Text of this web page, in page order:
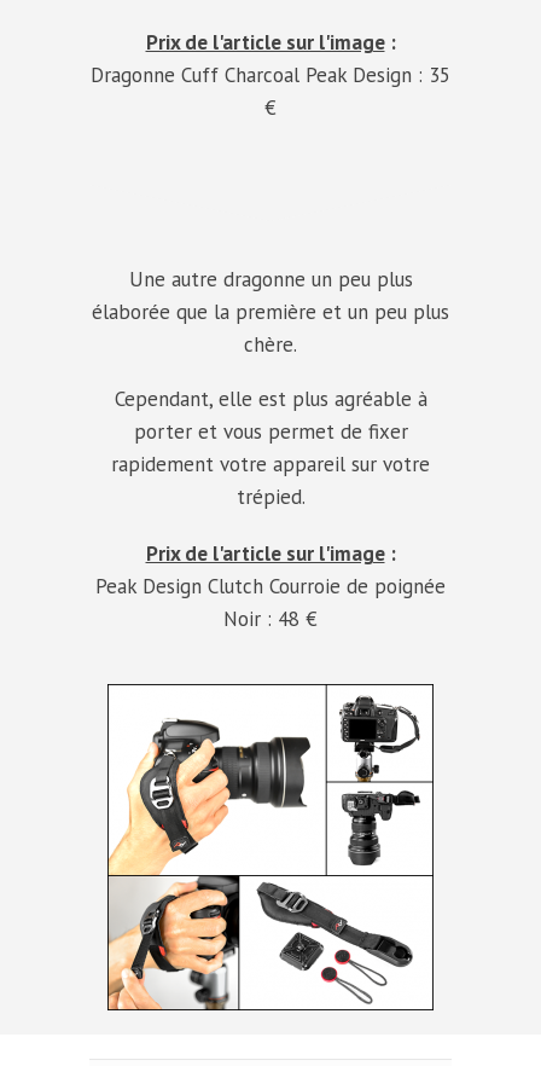
Prix de l'article sur l'image:
Dragonne Cuff Charcoal Peak Design : 35
€
Une autre dragonne un peu plus
élaborée que la première et un peu plus
chère.
Cependant, elle est plus agréable à
porter et vous permet de fixer
rapidement votre appareil sur votre
trépied.
Prix de l'article sur l'image:
Peak Design Clutch Courroie de poignée
Noir : 48 €